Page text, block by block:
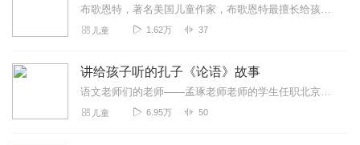
布歌恩特，著名美国儿童作家，布歌恩特最擅长给孩子们讲故事，无论怎样的故事，由她娓娓道来，都有一种涓涓泉水流过山石的清澈，清风拂过林间树梢的温柔，让人不...
儿童 1.62万 37
讲给孩子听的孔子《论语》故事
语文老师们的老师——孟琢老师老师的学生任职北京四中、人大附中、师大二附中、史家胡同小学等重点学校在《北京师范大学学报》、《古汉语研究》、《人民日报》、《光明日报...
儿童 6.95万 50